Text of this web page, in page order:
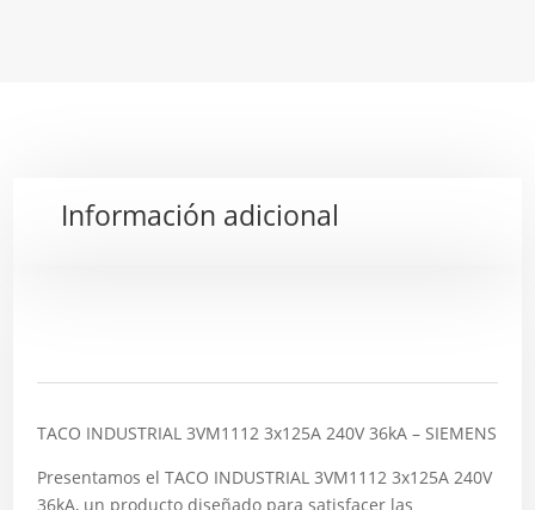
Información adicional
TACO INDUSTRIAL 3VM1112 3x125A 240V 36kA – SIEMENS
Presentamos el TACO INDUSTRIAL 3VM1112 3x125A 240V
36kA, un producto diseñado para satisfacer las